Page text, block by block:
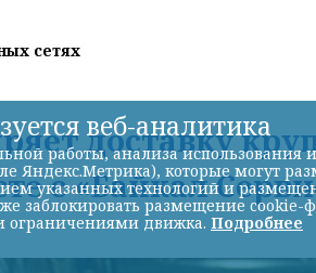
сетях
доставку
с «Байкал
веб-аналитика
работы, анализа использования
Яндекс.Метрика), которые могут
указанных технологий и
заблокировать размещение
ограничениями движка. Подробнее